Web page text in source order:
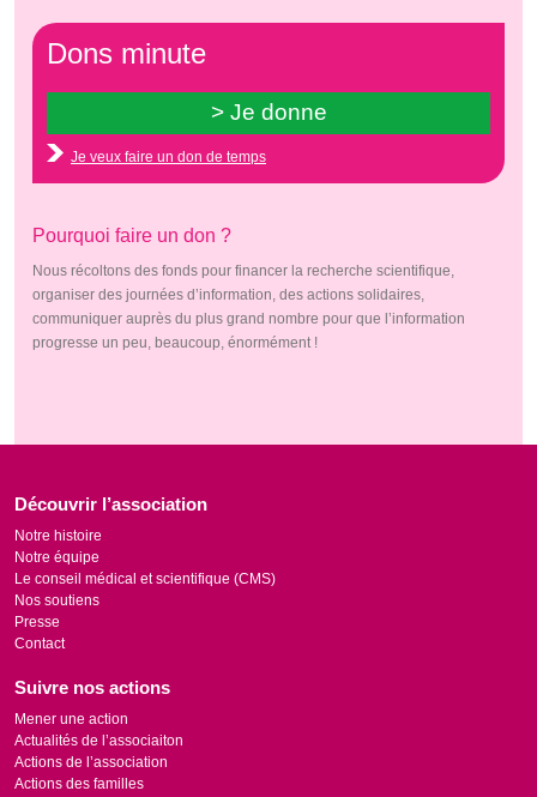
Dons minute
Je veux faire un don de temps
Pourquoi faire un don ?
Nous récoltons des fonds pour financer la recherche scientifique,
organiser des journées d’information, des actions solidaires,
communiquer auprès du plus grand nombre pour que l’information
progresse un peu, beaucoup, énormément !
Découvrir l’association
Notre histoire
Notre équipe
Le conseil médical et scientifique (CMS)
Nos soutiens
Presse
Contact
Suivre nos actions
Mener une action
Actualités de l’associaiton
Actions de l’association
Actions des familles